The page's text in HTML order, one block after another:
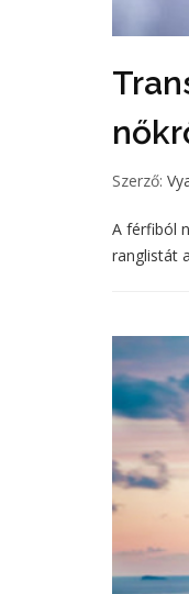
Szerző:
A férfiból
ranglistát